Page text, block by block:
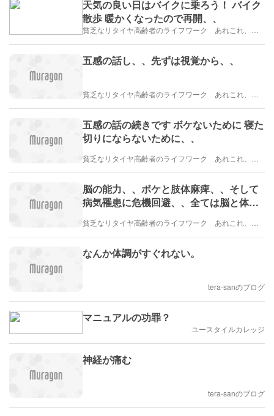
天気の良い日はバイクに乗ろう！ バイク
散歩 暖かくなったので再開、、
五感の話し、、先ずは視覚から、、
五感の話の続きです ボケないために 寝た
切りにならないために、、
脳の能力、、ボケと肢体麻痺、、そして
病気罹患に危機回避、、全ては脳と体質
なんか体調がすぐれない。
tera-sanのブログ
マニュアルの功罪？
ユースタイルカレッジ
神経が痛む
tera-sanのブログ